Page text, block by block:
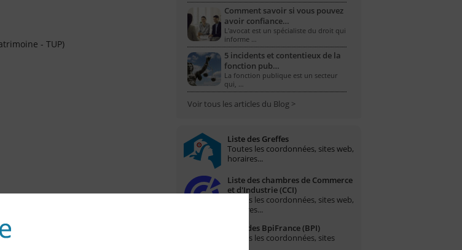
- TUP)
Comment savoir si vous pouvez
avoir confiance…
L'avocat est un spécialiste du droit qui
informe …
5 incidents et contentieux de la
fonction pub…
La fonction publique est un secteur
qui, …
Voir tous les articles du Blog >
Liste des Greffes
Toutes les coordonnées, sites web,
horaires...
Liste des chambres de Commerce
et d'Industrie (CCI)
Toutes les coordonnées, sites web,
horaires...
Liste des BpiFrance (BPI)
Toutes les coordonnées, sites